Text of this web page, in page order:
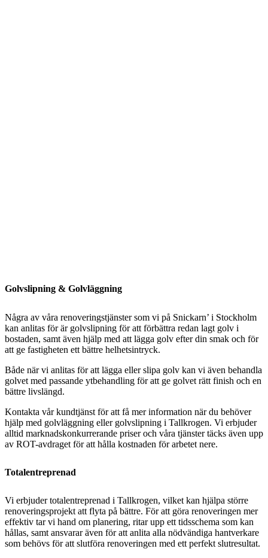
Golvslipning & Golvläggning
Några av våra renoveringstjänster som vi på Snickarn’ i Stockholm
kan anlitas för är golvslipning för att förbättra redan lagt golv i
bostaden, samt även hjälp med att lägga golv efter din smak och för
att ge fastigheten ett bättre helhetsintryck.
Både när vi anlitas för att lägga eller slipa golv kan vi även behandla
golvet med passande ytbehandling för att ge golvet rätt finish och en
bättre livslängd.
Kontakta vår kundtjänst för att få mer information när du behöver
hjälp med golvläggning eller golvslipning i Tallkrogen. Vi erbjuder
alltid marknadskonkurrerande priser och våra tjänster täcks även upp
av ROT-avdraget för att hålla kostnaden för arbetet nere.
Totalentreprenad
Vi erbjuder totalentreprenad i Tallkrogen, vilket kan hjälpa större
renoveringsprojekt att flyta på bättre. För att göra renoveringen mer
effektiv tar vi hand om planering, ritar upp ett tidsschema som kan
hållas, samt ansvarar även för att anlita alla nödvändiga hantverkare
som behövs för att slutföra renoveringen med ett perfekt slutresultat.